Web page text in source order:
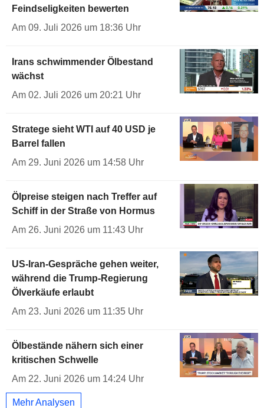
Feindseligkeiten bewerten
Am 09. Juli 2026 um 18:36 Uhr
Irans schwimmender Ölbestand
wächst
Am 02. Juli 2026 um 20:21 Uhr
Stratege sieht WTI auf 40 USD je
Barrel fallen
Am 29. Juni 2026 um 14:58 Uhr
Ölpreise steigen nach Treffer auf
Schiff in der Straße von Hormus
Am 26. Juni 2026 um 11:43 Uhr
US-Iran-Gespräche gehen weiter,
während die Trump-Regierung
Ölverkäufe erlaubt
Am 23. Juni 2026 um 11:35 Uhr
Ölbestände nähern sich einer
kritischen Schwelle
Am 22. Juni 2026 um 14:24 Uhr
Mehr Analysen